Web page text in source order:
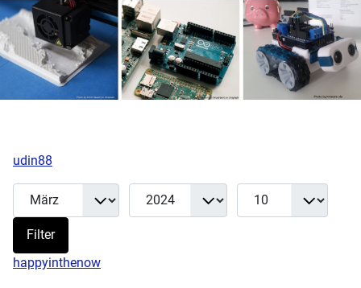
udin88
Filter
Monat Jahr Anzeige #
Filter
happyinthenow